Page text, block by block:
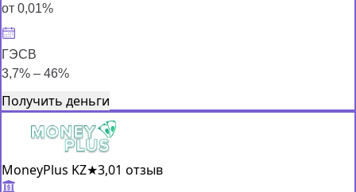
от 0,01%
ГЭСВ
3,7% – 46%
Получить деньги
MoneyPlus KZ★3,01 отзыв